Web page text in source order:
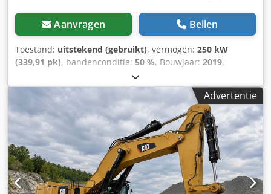
Aanvragen Bellen
Toestand: uitstekend (gebruikt), vermogen: 250 kW
(339,91 pk), bandenconditie: 50 %, Bouwjaar: 2019,
, Uitrusting:
CATERPILLAR 972M XE Bouwjaar: 2019 Bedrijfsuren: 11.876
uur Gesloten cabine Airconditioning Radio
Achteruitrijcamera Centrale smering Bridgestone
bandenmaat 26.5R25: ca. 40–50% profiel over Bak – 5 m³
Dcsdpfx Apoy Nmrfjtok CAT C9.3 motor met 250 kW CE
Bedrijfsgewicht: 26 ton Nieuwe service door Zeppelin
Advertentie